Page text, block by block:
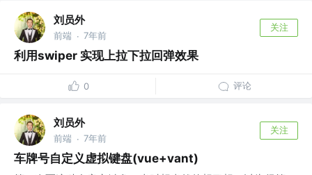
刘员外
前端 · 7年前
关注
利用swiper 实现上拉下拉回弹效果
0 评论
刘员外
前端 · 7年前
关注
车牌号自定义虚拟键盘(vue+vant)